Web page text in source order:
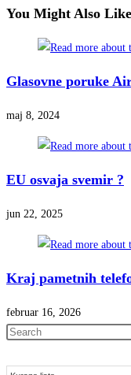
You Might Also Like
Glasovne poruke
maj 8, 2024
EU osvaja svemir ?
jun 22, 2025
Kraj pametnih
februar 16, 2026